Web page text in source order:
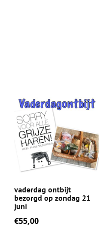
vaderdag ontbijt
bezorgd op zondag 21
juni
€55,00